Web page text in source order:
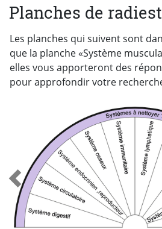
Planches de
Les planches qui suivent sont
que la planche «Système
elles vous apporteront des
pour approfondir votre